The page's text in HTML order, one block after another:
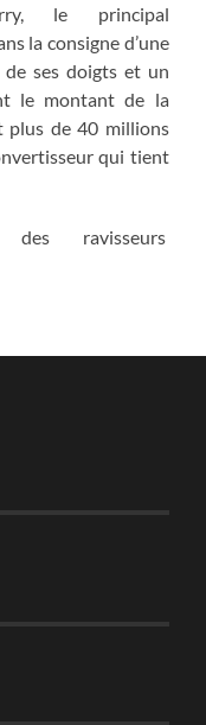
le principal
la consigne d’une
de ses doigts et un
le montant de la
plus de 40 millions
qui tient
ravisseurs